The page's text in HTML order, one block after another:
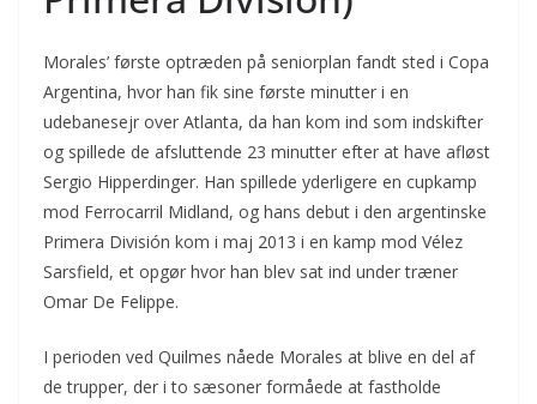
Morales’ første optræden på seniorplan fandt sted i Copa
Argentina, hvor han fik sine første minutter i en
udebanesejr over Atlanta, da han kom ind som indskifter
og spillede de afsluttende 23 minutter efter at have afløst
Sergio Hipperdinger. Han spillede yderligere en cupkamp
mod Ferrocarril Midland, og hans debut i den argentinske
Primera División kom i maj 2013 i en kamp mod Vélez
Sarsfield, et opgør hvor han blev sat ind under træner
Omar De Felippe.
I perioden ved Quilmes nåede Morales at blive en del af
de trupper, der i to sæsoner formåede at fastholde